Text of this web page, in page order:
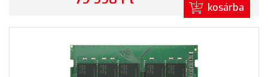
kosárba